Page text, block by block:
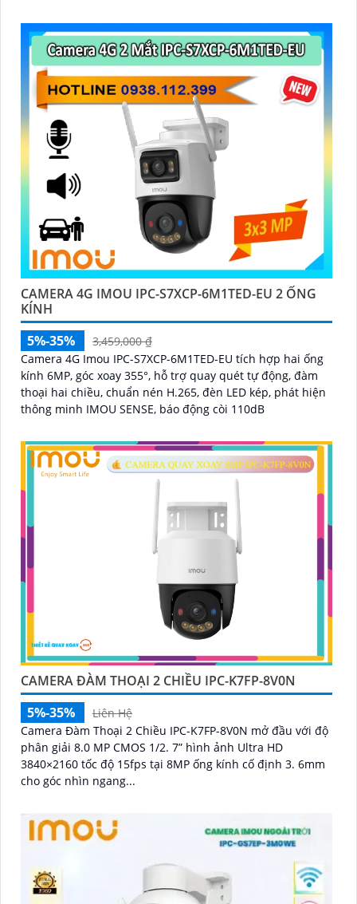
CAMERA 4G IMOU IPC-S7XCP-6M1TED-EU 2 ỐNG
KÍNH
5%-35%
3,459,000 ₫
Camera 4G Imou IPC-S7XCP-6M1TED-EU tích hợp hai ống
kính 6MP, góc xoay 355°, hỗ trợ quay quét tự động, đàm
thoại hai chiều, chuẩn nén H.265, đèn LED kép, phát hiện
thông minh IMOU SENSE, báo động còi 110dB
CAMERA ĐÀM THOẠI 2 CHIỀU IPC-K7FP-8V0N
5%-35%
Liên Hệ
Camera Đàm Thoại 2 Chiều IPC-K7FP-8V0N mở đầu với độ
phân giải 8.0 MP CMOS 1/2. 7” hình ảnh Ultra HD
3840×2160 tốc độ 15fps tại 8MP ống kính cố định 3. 6mm
cho góc nhìn ngang...